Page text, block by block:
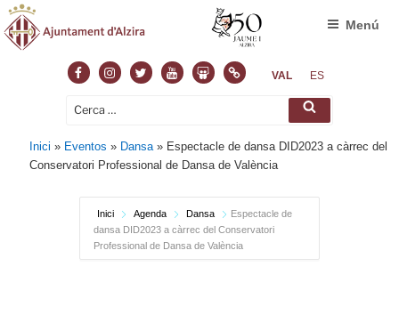
FacebookInstagram
TwitterYoutubeSlideshare
NormasVAL ES
Cerca: Cerca
Menú
Inici » Eventos » Dansa » Espectacle de dansa DID2023 a càrrec del
Conservatori Professional de Dansa de València
Inici Agenda Dansa
Espectacle de
dansa DID2023 a càrrec del Conservatori
Professional de Dansa de València